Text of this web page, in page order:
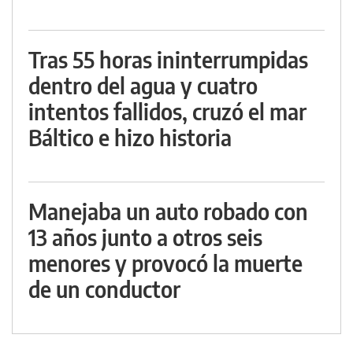
Tras 55 horas ininterrumpidas
dentro del agua y cuatro
intentos fallidos, cruzó el mar
Báltico e hizo historia
Manejaba un auto robado con
13 años junto a otros seis
menores y provocó la muerte
de un conductor